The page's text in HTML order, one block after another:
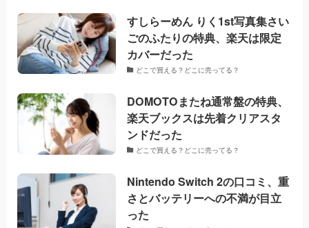
すしらーめん りく1st写真集さい
ごのふたりの特典、楽天は限定
カバーだった
どこで買える？どこに売ってる？
DOMOTOまたね通常盤の特典、
楽天ブックスは先着クリアスタ
ンドだった
どこで買える？どこに売ってる？
Nintendo Switch 2の口コミ、重
さとバッテリーへの不満が目立
った